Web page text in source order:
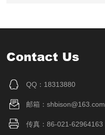
Contact Us
QQ：18313880
邮箱：shbison@163.com
传真：86-021-62964163